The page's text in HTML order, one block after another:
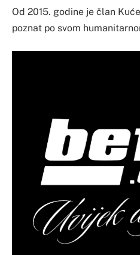
Od 2015. godine je član
poznat po svom